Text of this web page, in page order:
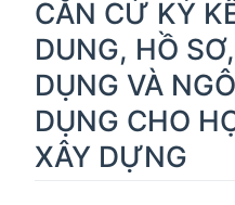
CĂN CỨ KÝ
DUNG, HỒ
DỤNG VÀ
DỤNG CHO
XÂY DỰNG